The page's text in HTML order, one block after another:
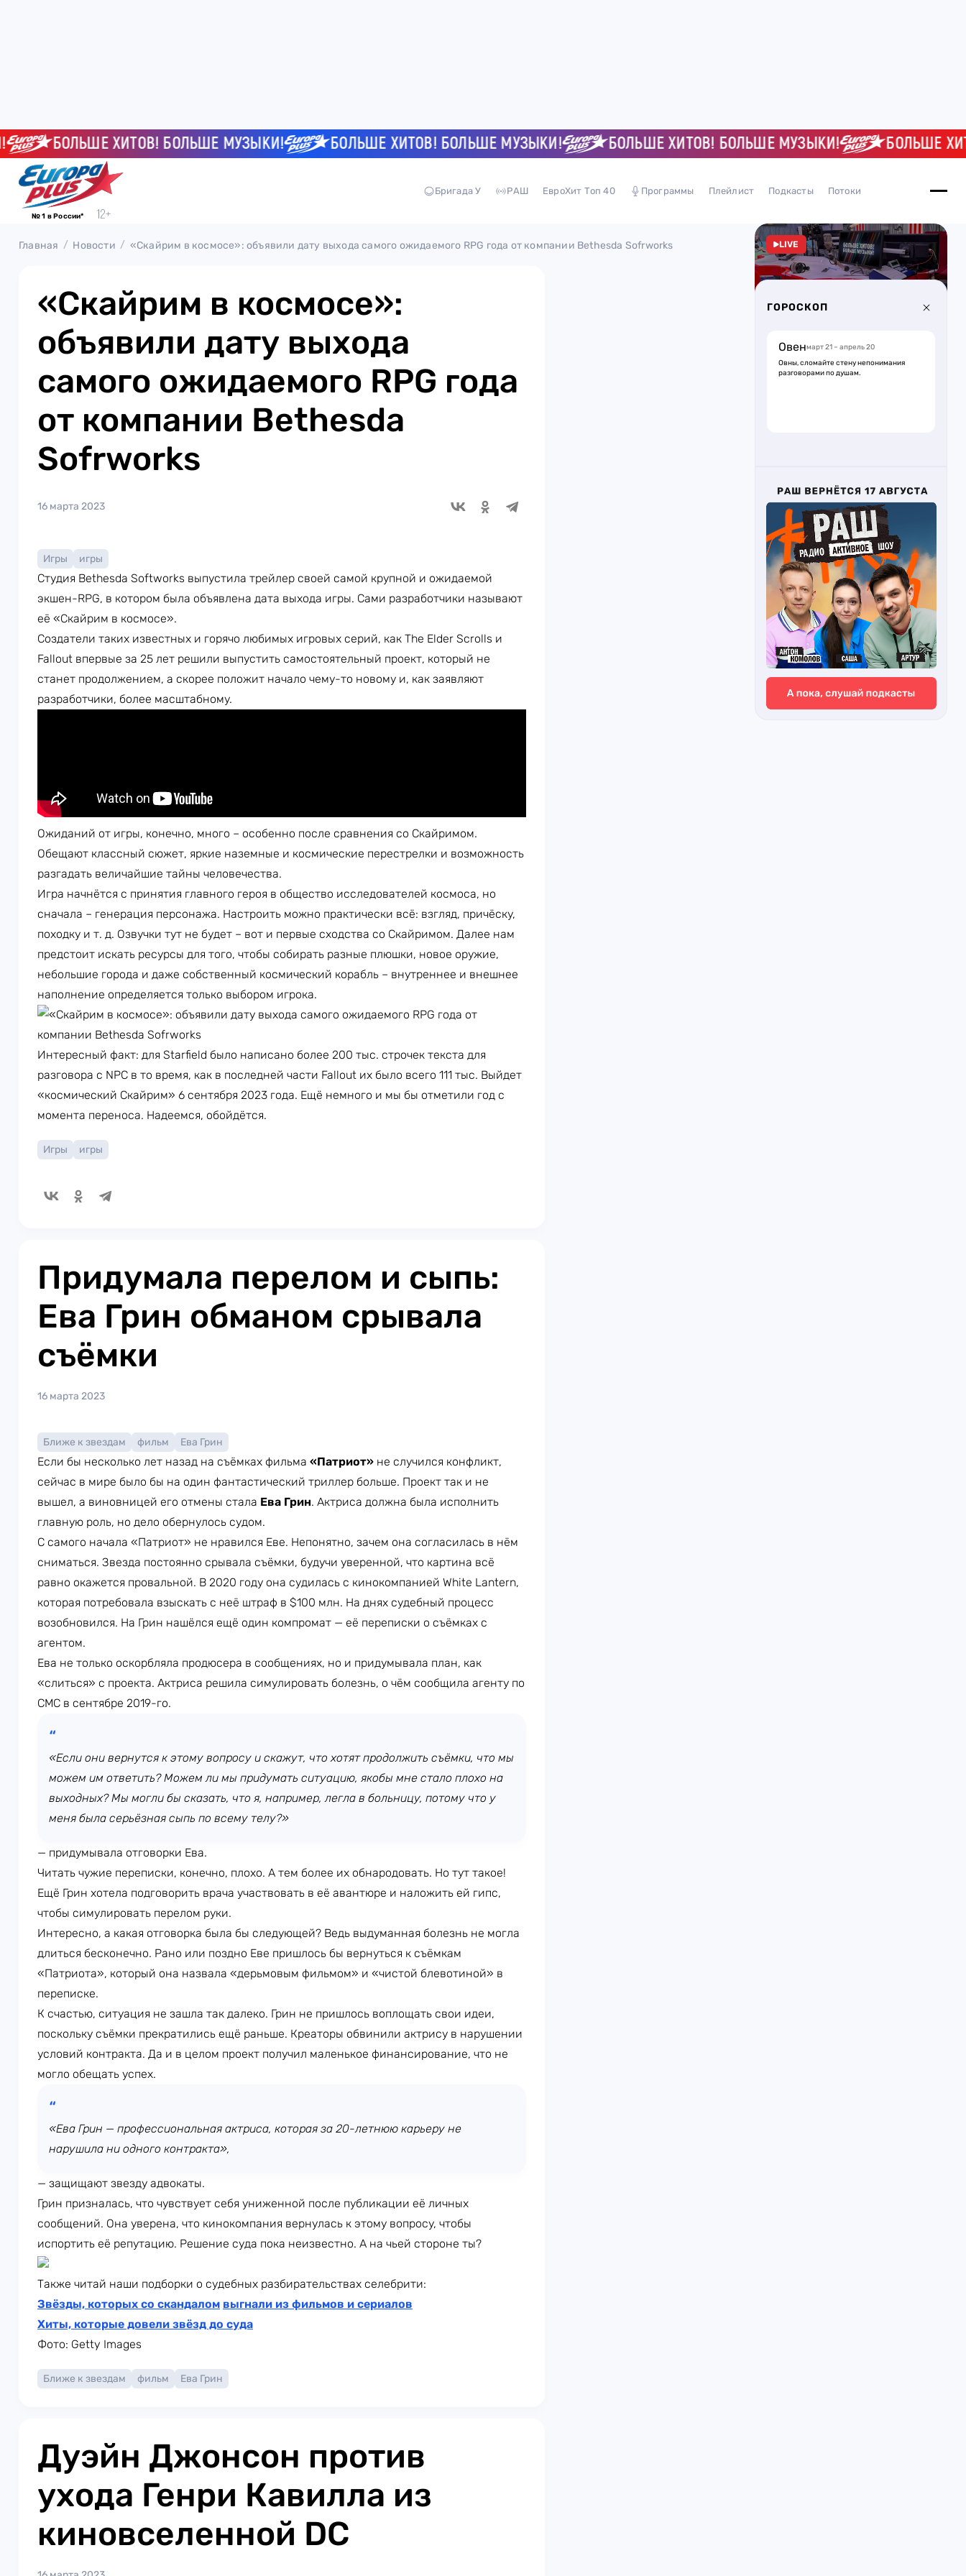
БОЛЬШЕ ХИТОВ! БОЛЬШЕ МУЗЫКИ! БОЛЬШЕ ХИТОВ! БОЛЬШЕ МУЗЫКИ! БОЛЬШЕ ХИТОВ! БОЛЬШЕ МУЗЫКИ! БОЛЬШЕ
№ 1 в России*
Бригада У РАШ ЕвроХит Топ 40 Программы Плейлист Подкасты Потоки
Главная Новости «Скайрим в космосе»: объявили дату выхода самого ожидаемого RPG года от компании Bethesda Sofrworks
«Скайрим в космосе»:
объявили дату выхода
самого ожидаемого RPG года
от компании Bethesda
Sofrworks
16 марта 2023
Игры игры
Студия Bethesda Softworks выпустила трейлер своей самой крупной и ожидаемой
экшен-RPG, в котором была объявлена дата выхода игры. Сами разработчики называют
её «Скайрим в космосе».
Создатели таких известных и горячо любимых игровых серий, как The Elder Scrolls и
Fallout впервые за 25 лет решили выпустить самостоятельный проект, который не
станет продолжением, а скорее положит начало чему-то новому и, как заявляют
разработчики, более масштабному.
Ожиданий от игры, конечно, много – особенно после сравнения со Скайримом.
Обещают классный сюжет, яркие наземные и космические перестрелки и возможность
разгадать величайшие тайны человечества.
Игра начнётся с принятия главного героя в общество исследователей космоса, но
сначала – генерация персонажа. Настроить можно практически всё: взгляд, причёску,
походку и т. д. Озвучки тут не будет – вот и первые сходства со Скайримом. Далее нам
предстоит искать ресурсы для того, чтобы собирать разные плюшки, новое оружие,
небольшие города и даже собственный космический корабль – внутреннее и внешнее
наполнение определяется только выбором игрока.
Интересный факт: для Starfield было написано более 200 тыс. строчек текста для
разговора с NPC в то время, как в последней части Fallout их было всего 111 тыс. Выйдет
«космический Скайрим» 6 сентября 2023 года. Ещё немного и мы бы отметили год с
момента переноса. Надеемся, обойдётся.
Игры игры
Придумала перелом и сыпь:
Ева Грин обманом срывала
съёмки
16 марта 2023
Ближе к звездам фильм Ева Грин
Если бы несколько лет назад на съёмках фильма «Патриот» не случился конфликт,
сейчас в мире было бы на один фантастический триллер больше. Проект так и не
вышел, а виновницей его отмены стала Ева Грин. Актриса должна была исполнить
главную роль, но дело обернулось судом.
С самого начала «Патриот» не нравился Еве. Непонятно, зачем она согласилась в нём
сниматься. Звезда постоянно срывала съёмки, будучи уверенной, что картина всё
равно окажется провальной. В 2020 году она судилась с кинокомпанией White Lantern,
которая потребовала взыскать с неё штраф в $100 млн. На днях судебный процесс
возобновился. На Грин нашёлся ещё один компромат — её переписки о съёмках с
агентом.
Ева не только оскорбляла продюсера в сообщениях, но и придумывала план, как
«слиться» с проекта. Актриса решила симулировать болезнь, о чём сообщила агенту по
СМС в сентябре 2019-го.
«Если они вернутся к этому вопросу и скажут, что хотят продолжить съёмки, что мы
можем им ответить? Можем ли мы придумать ситуацию, якобы мне стало плохо на
выходных? Мы могли бы сказать, что я, например, легла в больницу, потому что у
меня была серьёзная сыпь по всему телу?»
— придумывала отговорки Ева.
Читать чужие переписки, конечно, плохо. А тем более их обнародовать. Но тут такое!
Ещё Грин хотела подговорить врача участвовать в её авантюре и наложить ей гипс,
чтобы симулировать перелом руки.
Интересно, а какая отговорка была бы следующей? Ведь выдуманная болезнь не могла
длиться бесконечно. Рано или поздно Еве пришлось бы вернуться к съёмкам
«Патриота», который она назвала «дерьмовым фильмом» и «чистой блевотиной» в
переписке.
К счастью, ситуация не зашла так далеко. Грин не пришлось воплощать свои идеи,
поскольку съёмки прекратились ещё раньше. Креаторы обвинили актрису в нарушении
условий контракта. Да и в целом проект получил маленькое финансирование, что не
могло обещать успех.
«Ева Грин — профессиональная актриса, которая за 20-летнюю карьеру не
нарушила ни одного контракта»,
— защищают звезду адвокаты.
Грин призналась, что чувствует себя униженной после публикации её личных
сообщений. Она уверена, что кинокомпания вернулась к этому вопросу, чтобы
испортить её репутацию. Решение суда пока неизвестно. А на чьей стороне ты?
Также читай наши подборки о судебных разбирательствах селебрити:
Звёзды, которых со скандалом выгнали из фильмов и сериалов
Хиты, которые довели звёзд до суда
Фото: Getty Images
Ближе к звездам фильм Ева Грин
Дуэйн Джонсон против
ухода Генри Кавилла из
киновселенной DC
LIVE
ГОРОСКОП
Овенмарт 21 – апрель 20
Овны, сломайте стену непонимания
разговорами по душам.